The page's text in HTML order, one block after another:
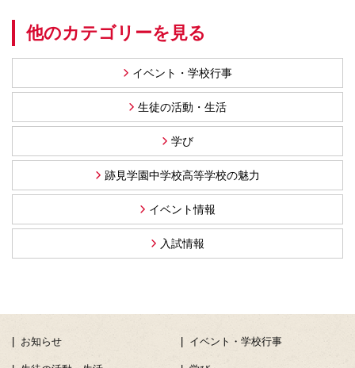
他のカテゴリーを見る
イベント・学校行事
生徒の活動・生活
学び
跡見学園中学校高等学校の魅力
イベント情報
入試情報
お知らせ イベント・学校行事